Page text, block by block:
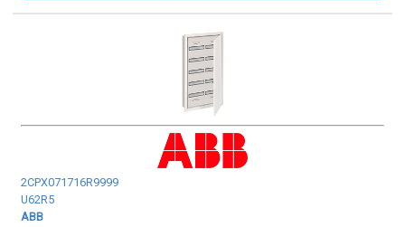
2CPX071716R9999
U62R5
ABB